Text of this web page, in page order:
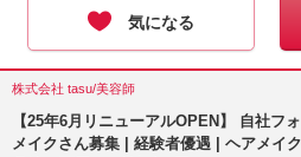
気になる
株式会社 tasu/美容師
【25年6月リニューアルOPEN】
自社フ
メイクさん募集 | 経験者優遇 | ヘアメイ